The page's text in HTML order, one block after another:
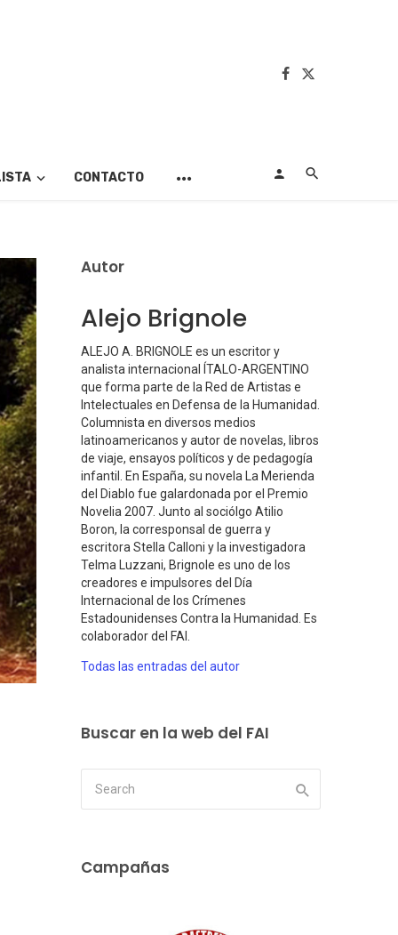
CONTACTO
Autor
Alejo Brignole
ALEJO A. BRIGNOLE es un escritor y
analista internacional ÍTALO-ARGENTINO
que forma parte de la Red de Artistas e
Intelectuales en Defensa de la Humanidad.
Columnista en diversos medios
latinoamericanos y autor de novelas, libros
de viaje, ensayos políticos y de pedagogía
infantil. En España, su novela La Merienda
del Diablo fue galardonada por el Premio
Novelia 2007. Junto al sociólgo Atilio
Boron, la corresponsal de guerra y
escritora Stella Calloni y la investigadora
Telma Luzzani, Brignole es uno de los
creadores e impulsores del Día
Internacional de los Crímenes
Estadounidenses Contra la Humanidad. Es
colaborador del FAI.
Todas las entradas del autor
Buscar en la web del FAI
Campañas